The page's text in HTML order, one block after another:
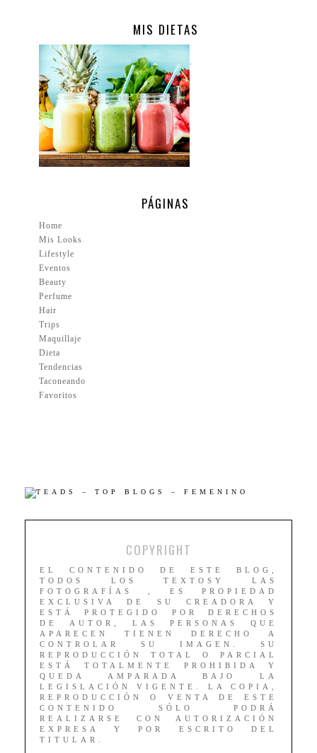
MIS DIETAS
.
PÁGINAS
Home
Mis Looks
Lifestyle
Eventos
Beauty
Perfume
Hair
Trips
Maquillaje
Dieta
Tendencias
Taconeando
Favoritos
COPYRIGHT
EL CONTENIDO DE ESTE BLOG,
TODOS LOS TEXTOSY LAS
FOTOGRAFÍAS , ES PROPIEDAD
EXCLUSIVA DE SU CREADORA Y
ESTÁ PROTEGIDO POR DERECHOS
DE AUTOR, LAS PERSONAS QUE
APARECEN TIENEN DERECHO A
CONTROLAR SU IMAGEN. SU
REPRODUCCIÓN TOTAL O PARCIAL
ESTÁ TOTALMENTE PROHIBIDA Y
QUEDA AMPARADA BAJO LA
LEGISLACIÓN VIGENTE. LA COPIA,
REPRODUCCIÓN O VENTA DE ESTE
CONTENIDO SÓLO PODRÁ
REALIZARSE CON AUTORIZACIÓN
EXPRESA Y POR ESCRITO DEL
TITULAR.